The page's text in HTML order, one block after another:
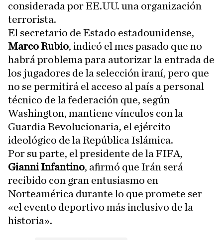
considerada por EE.UU. una organización
terrorista.
El secretario de Estado estadounidense,
Marco Rubio, indicó el mes pasado que no
habrá problema para autorizar la entrada de
los jugadores de la selección iraní, pero que
no se permitirá el acceso al país a personal
técnico de la federación que, según
Washington, mantiene vínculos con la
Guardia Revolucionaria, el ejército
ideológico de la República Islámica.
Por su parte, el presidente de la FIFA,
Gianni Infantino, afirmó que Irán será
recibido con gran entusiasmo en
Norteamérica durante lo que promete ser
«el evento deportivo más inclusivo de la
historia».